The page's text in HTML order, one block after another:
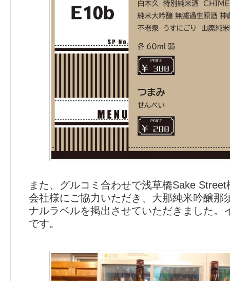
また、グルコミ合わせで浅草橋Sake
会社様にご協力いただき、大那純米吟醸那
ナルラベルを掲出させていただきました。
です。